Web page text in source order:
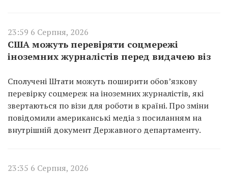
23:59 6 Серпня, 2026
США можуть перевіряти соцмережі
іноземних журналістів перед видачею віз
Сполучені Штати можуть поширити обов’язкову
перевірку соцмереж на іноземних журналістів, які
звертаються по візи для роботи в країні. Про зміни
повідомили американські медіа з посиланням на
внутрішній документ Державного департаменту.
23:35 6 Серпня, 2026